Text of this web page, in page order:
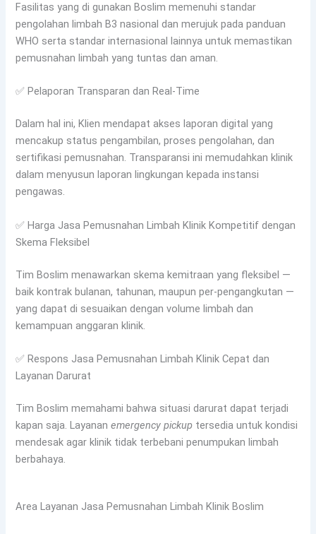
Fasilitas yang di gunakan Boslim memenuhi standar
pengolahan limbah B3 nasional dan merujuk pada panduan
WHO serta standar internasional lainnya untuk memastikan
pemusnahan limbah yang tuntas dan aman.
✅ Pelaporan Transparan dan Real-Time
Dalam hal ini, Klien mendapat akses laporan digital yang
mencakup status pengambilan, proses pengolahan, dan
sertifikasi pemusnahan. Transparansi ini memudahkan klinik
dalam menyusun laporan lingkungan kepada instansi
pengawas.
✅ Harga Jasa Pemusnahan Limbah Klinik Kompetitif dengan
Skema Fleksibel
Tim Boslim menawarkan skema kemitraan yang fleksibel —
baik kontrak bulanan, tahunan, maupun per-pengangkutan —
yang dapat di sesuaikan dengan volume limbah dan
kemampuan anggaran klinik.
✅ Respons Jasa Pemusnahan Limbah Klinik Cepat dan
Layanan Darurat
Tim Boslim memahami bahwa situasi darurat dapat terjadi
kapan saja. Layananemergency pickup tersedia untuk kondisi
mendesak agar klinik tidak terbebani penumpukan limbah
berbahaya.
Area Layanan Jasa Pemusnahan Limbah Klinik Boslim